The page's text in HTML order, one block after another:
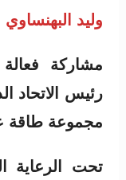
وليد البهنساوي
مشاركة
رئيس الاتحاد
مجموعة طاقة
تحت الرعاية